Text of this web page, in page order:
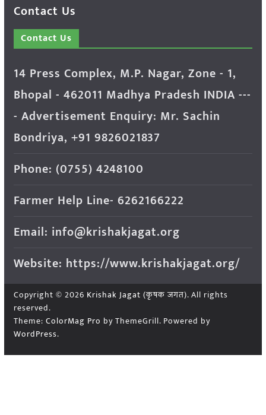
Contact Us
Contact Us
14 Press Complex, M.P. Nagar, Zone - 1,
Bhopal - 462011 Madhya Pradesh INDIA ---
- Advertisement Enquiry: Mr. Sachin
Bondriya, +91 9826021837
Phone: (0755) 4248100
Farmer Help Line- 6262166222
Email: info@krishakjagat.org
Website: https://www.krishakjagat.org/
Copyright © 2026 Krishak Jagat (कृषक जगत). All rights
reserved.
Theme: ColorMag Pro by ThemeGrill. Powered by
WordPress.